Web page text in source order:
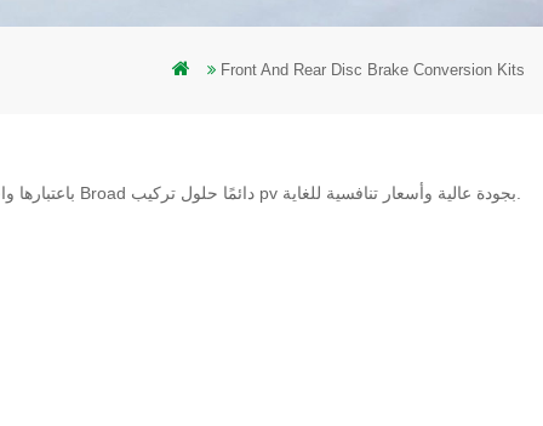
Front And Rear Disc Brake Conversion Kits
باعتبارها واحدة من أبرز الشركات المصنعة لأنظمة تركيب الطاقة الشمسية في الصين ، تقدم شركة Broad دائمًا حلول تركيب pv بجودة عالية وأسعار تنافسية للغاية.